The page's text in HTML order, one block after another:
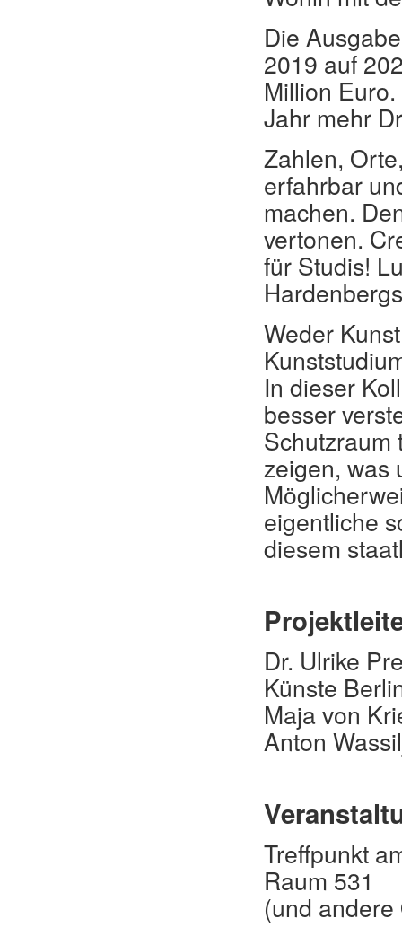
Die
2019 auf
Million
Jahr mehr
Zahlen,
erfahrbar
machen.
vertonen.
für Studis!
Weder
In dieser
besser
Schutzraum
zeigen, was
eigentliche
diesem
Dr. Ulrike
Künste
Maja von
Anton
Treffpunkt
Raum 531
(und